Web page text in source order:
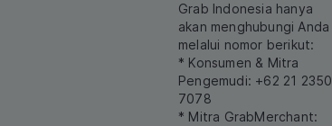
Grab Indonesia hanya
akan menghubungi Anda
melalui nomor berikut:
* Konsumen & Mitra
Pengemudi: +62 21 2350
7078
* Mitra GrabMerchant: